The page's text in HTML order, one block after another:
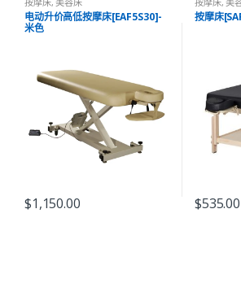
电动升价高低按摩床[EAF5S30]-
米色
$1,150.00
按摩床
$535.00